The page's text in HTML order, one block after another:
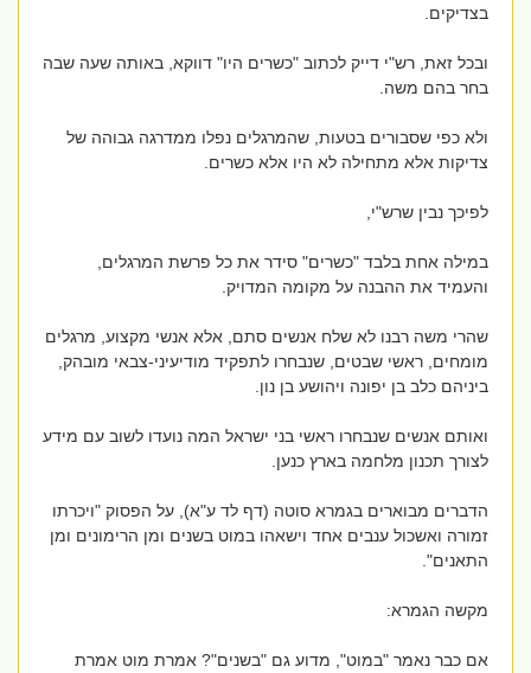
בצדיקים.
ובכל זאת, רש"י דייק לכתוב "כשרים היו" דווקא, באותה שעה שבה
בחר בהם משה.
ולא כפי שסבורים בטעות, שהמרגלים נפלו ממדרגה גבוהה של
צדיקות אלא מתחילה לא היו אלא כשרים.
לפיכך נבין שרש"י,
במילה אחת בלבד "כשרים" סידר את כל פרשת המרגלים,
והעמיד את ההבנה על מקומה המדויק.
שהרי משה רבנו לא שלח אנשים סתם, אלא אנשי מקצוע, מרגלים
מומחים, ראשי שבטים, שנבחרו לתפקיד מודיעיני-צבאי מובהק,
ביניהם כלב בן יפונה ויהושע בן נון.
ואותם אנשים שנבחרו ראשי בני ישראל המה נועדו לשוב עם מידע
לצורך תכנון מלחמה בארץ כנען.
הדברים מבוארים בגמרא סוטה (דף לד ע"א), על הפסוק "ויכרתו
זמורה ואשכול ענבים אחד וישאהו במוט בשנים ומן הרימונים ומן
התאנים".
מקשה הגמרא:
אם כבר נאמר "במוט", מדוע גם "בשנים"? אמרת מוט אמרת